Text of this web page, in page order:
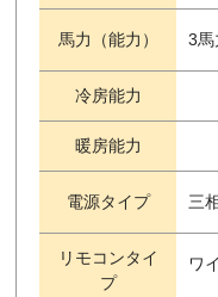
馬力（能力） 3
冷房能力
暖房能力
電源タイプ 三
リモコンタイ
プ
ワ